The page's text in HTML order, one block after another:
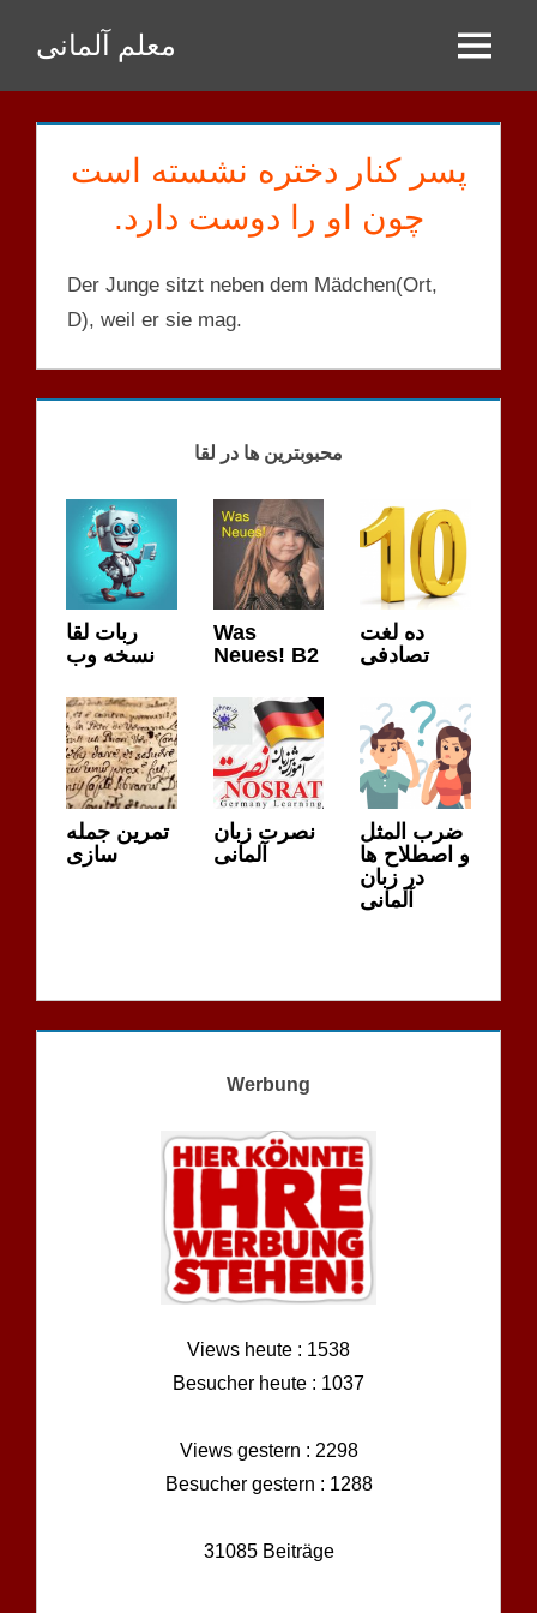
Inhalt
springen
معلم آلمانی Menu
پسر کنار دختره نشسته است
چون او را دوست دارد.
Der Junge sitzt neben dem Mädchen(Ort,
D), weil er sie mag.
محبوبترین ها در لقا
ربات لقا
نسخه وب
Was
Neues! B2
ده لغت
تصادفی
تمرین جمله
سازی
نصرت زبان
آلمانی
ضرب المثل
و اصطلاح ها
در زبان
آلمانی
Werbung
Views heute : 1538
Besucher heute : 1037
Views gestern : 2298
Besucher gestern : 1288
31085 Beiträge